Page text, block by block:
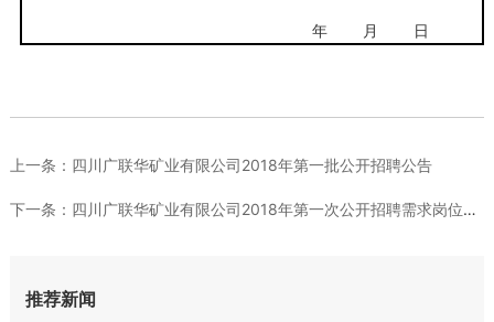
年 月 日
上一条： 四川广联华矿业有限公司2018年第一批公开招聘公告
下一条： 四川广联华矿业有限公司2018年第一次公开招聘需求岗位一览表
推荐新闻